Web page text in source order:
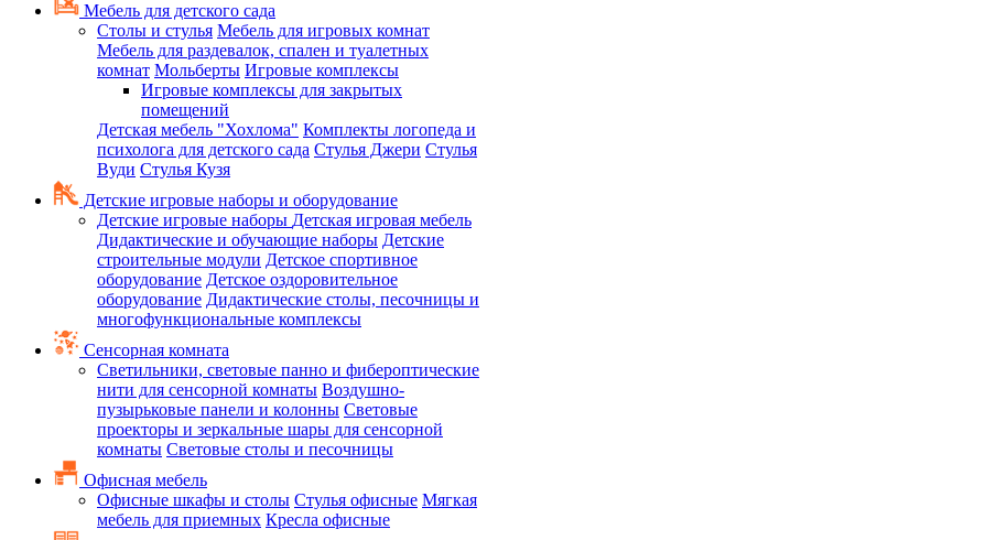
Мебель для детского сада
Столы и стулья Мебель для игровых комнат
Мебель для раздевалок, спален и туалетных
комнат Мольберты Игровые комплексы
Игровые комплексы для закрытых
помещений
Детская мебель "Хохлома" Комплекты логопеда и
психолога для детского сада Стулья Джери Стулья
Вуди Стулья Кузя
Детские игровые наборы и оборудование
Детские игровые наборы Детская игровая мебель
Дидактические и обучающие наборы Детские
строительные модули Детское спортивное
оборудование Детское оздоровительное
оборудование Дидактические столы, песочницы и
многофункциональные комплексы
Сенсорная комната
Светильники, световые панно и фибероптические
нити для сенсорной комнаты Воздушно-
пузырьковые панели и колонны Световые
проекторы и зеркальные шары для сенсорной
комнаты Световые столы и песочницы
Офисная мебель
Офисные шкафы и столы Стулья офисные Мягкая
мебель для приемных Кресла офисные